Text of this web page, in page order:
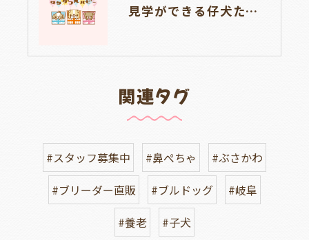
見学ができる仔犬たち🐶🐶岐阜県養老町のブリーダーワンダフルパピーです。
関連タグ
#スタッフ募集中 #鼻ぺちゃ
#ぶさかわ
#ブリーダー直販
#ブルドッグ
#岐阜
#養老
#子犬